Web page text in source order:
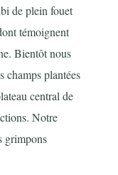
de plein fouet
témoignent
Bientôt nous
champs plantées
central de
Notre
grimpons